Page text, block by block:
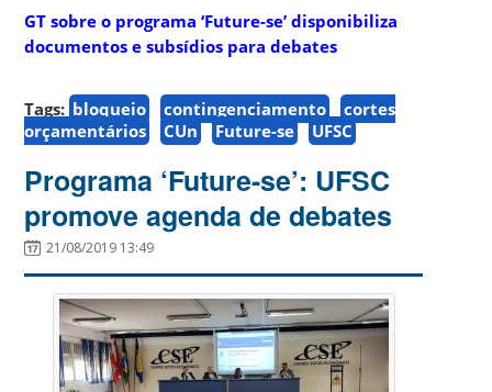
GT sobre o programa ‘Future-se’ disponibiliza
documentos e subsídios para debates
Tags: bloqueio contingenciamento
cortes
orçamentários
CUn Future-se UFSC
Programa ‘Future-se’: UFSC
promove agenda de debates
21/08/2019 13:49